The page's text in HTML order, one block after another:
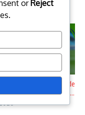
4-1-3-2: Estrategias de
Técnicas de presi ...
orReject